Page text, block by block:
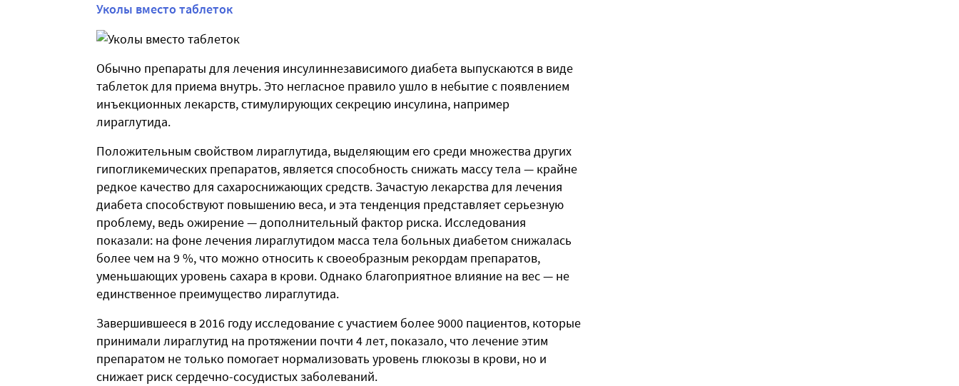
Уколы вместо таблеток
Обычно препараты для лечения инсулиннезависимого диабета выпускаются в виде
таблеток для приема внутрь. Это негласное правило ушло в небытие с появлением
инъекционных лекарств, стимулирующих секрецию инсулина, например
лираглутида.
Положительным свойством лираглутида, выделяющим его среди множества других
гипогликемических препаратов, является способность снижать массу тела — крайне
редкое качество для сахароснижающих средств. Зачастую лекарства для лечения
диабета способствуют повышению веса, и эта тенденция представляет серьезную
проблему, ведь ожирение — дополнительный фактор риска. Исследования
показали: на фоне лечения лираглутидом масса тела больных диабетом снижалась
более чем на 9 %, что можно относить к своеобразным рекордам препаратов,
уменьшающих уровень сахара в крови. Однако благоприятное влияние на вес — не
единственное преимущество лираглутида.
Завершившееся в 2016 году исследование с участием более 9000 пациентов, которые
принимали лираглутид на протяжении почти 4 лет, показало, что лечение этим
препаратом не только помогает нормализовать уровень глюкозы в крови, но и
снижает риск сердечно-сосудистых заболеваний.